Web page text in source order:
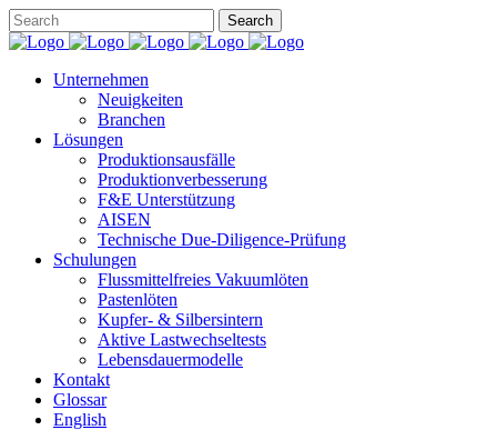
Unternehmen
Neuigkeiten
Branchen
Lösungen
Produktionsausfälle
Produktionverbesserung
F&E Unterstützung
AISEN
Technische Due-Diligence-Prüfung
Schulungen
Flussmittelfreies Vakuumlöten
Pastenlöten
Kupfer- & Silbersintern
Aktive Lastwechseltests
Lebensdauermodelle
Kontakt
Glossar
English